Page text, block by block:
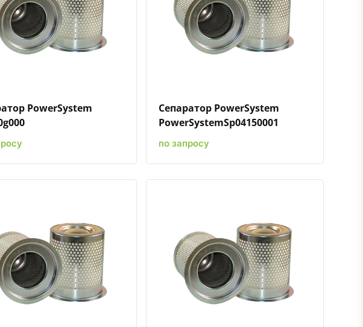
Быстрый просмотрДобавить к сравнению
Добавить в избранное
PowerSystem
Быстрый просмотрДобавить к сравнению
Добавить в избранное
Сепаратор PowerSystem
PowerSystemSp04150001
по запросу
Быстрый просмотрДобавить к сравнению
Добавить в избранное Быстрый просмотрДобавить к сравнению
Добавить в избранное